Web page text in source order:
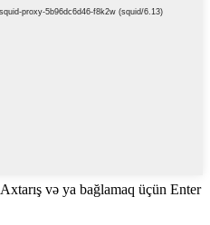
Axtarış və ya bağlamaq üçün Enter